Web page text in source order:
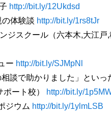
http://bit.ly/12Ukdsd
体験談 http://bit.ly/1rs8tJr
スクール（六本木,大江戸,
ー http://bit.ly/SJMpNl
談で助かりました」といっ
ート校）
http://bit.ly/
ジウム http://bit.ly/1ylmLSB